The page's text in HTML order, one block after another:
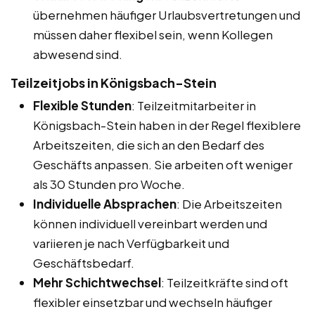
übernehmen häufiger Urlaubsvertretungen und
müssen daher flexibel sein, wenn Kollegen
abwesend sind.
Teilzeitjobs in Königsbach-Stein
Flexible Stunden: Teilzeitmitarbeiter in
Königsbach-Stein haben in der Regel flexiblere
Arbeitszeiten, die sich an den Bedarf des
Geschäfts anpassen. Sie arbeiten oft weniger
als 30 Stunden pro Woche.
Individuelle Absprachen: Die Arbeitszeiten
können individuell vereinbart werden und
variieren je nach Verfügbarkeit und
Geschäftsbedarf.
Mehr Schichtwechsel: Teilzeitkräfte sind oft
flexibler einsetzbar und wechseln häufiger